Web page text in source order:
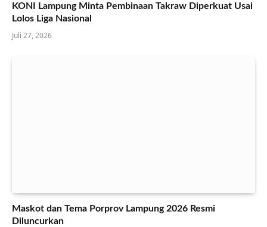
KONI Lampung Minta Pembinaan Takraw Diperkuat Usai
Lolos Liga Nasional
Juli 27, 2026
Maskot dan Tema Porprov Lampung 2026 Resmi
Diluncurkan